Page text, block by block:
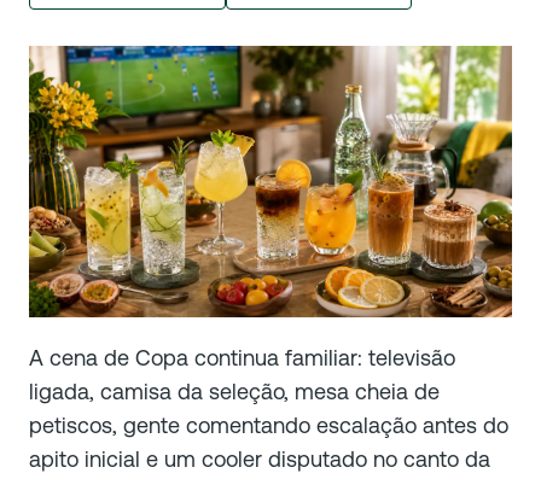
A cena de Copa continua familiar: televisão
ligada, camisa da seleção, mesa cheia de
petiscos, gente comentando escalação antes do
apito inicial e um cooler disputado no canto da